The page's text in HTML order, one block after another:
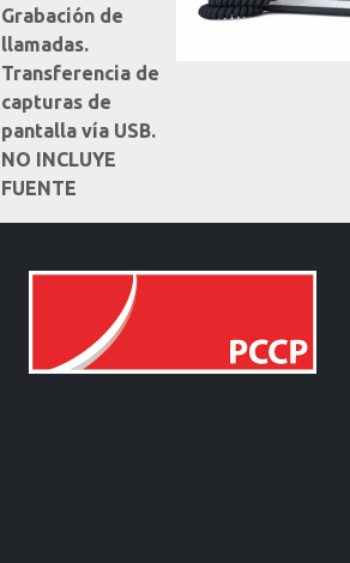
Grabación de
llamadas.
Transferencia de
capturas de
pantalla vía USB.
NO INCLUYE
FUENTE